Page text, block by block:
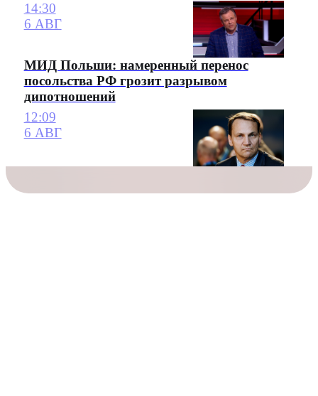
14:30
6 АВГ
МИД Польши: намеренный перенос
посольства РФ грозит разрывом
дипотношений
12:09
6 АВГ